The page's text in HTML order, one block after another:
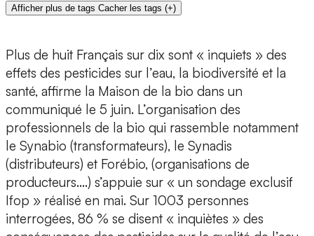
Afficher plus de tags Cacher les tags (+)
Plus de huit Français sur dix sont « inquiets » des
effets des pesticides sur l’eau, la biodiversité et la
santé, affirme la Maison de la bio dans un
communiqué le 5 juin. L’organisation des
professionnels de la bio qui rassemble notamment
le Synabio (transformateurs), le Synadis
(distributeurs) et Forébio, (organisations de
producteurs….) s’appuie sur « un sondage exclusif
Ifop » réalisé en mai. Sur 1003 personnes
interrogées, 86 % se disent « inquiètes » des